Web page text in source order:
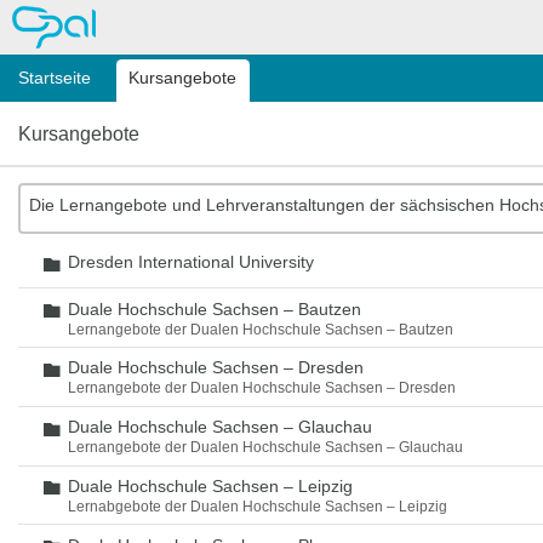
OPAL
Startseite Kursangebote
Kursangebote
Die Lernangebote und Lehrveranstaltungen der sächsischen
Ordner
Dresden International University
Ordner
Duale Hochschule Sachsen – Bautzen
Lernangebote der Dualen Hochschule Sachsen – Bautzen
Ordner
Duale Hochschule Sachsen – Dresden
Lernangebote der Dualen Hochschule Sachsen – Dresden
Ordner
Duale Hochschule Sachsen – Glauchau
Lernangebote der Dualen Hochschule Sachsen – Glauchau
Ordner
Duale Hochschule Sachsen – Leipzig
Lernabgebote der Dualen Hochschule Sachsen – Leipzig